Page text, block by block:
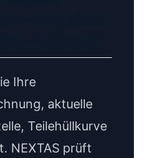
Ihre
aktuelle
Teilehüllkurve
NEXTAS prüft